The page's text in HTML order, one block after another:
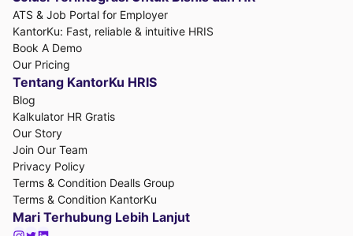
ATS & Job Portal for Employer
KantorKu: Fast, reliable & intuitive HRIS
Book A Demo
Our Pricing
Tentang KantorKu HRIS
Blog
Kalkulator HR Gratis
Our Story
Join Our Team
Privacy Policy
Terms & Condition Dealls Group
Terms & Condition KantorKu
Mari Terhubung Lebih Lanjut